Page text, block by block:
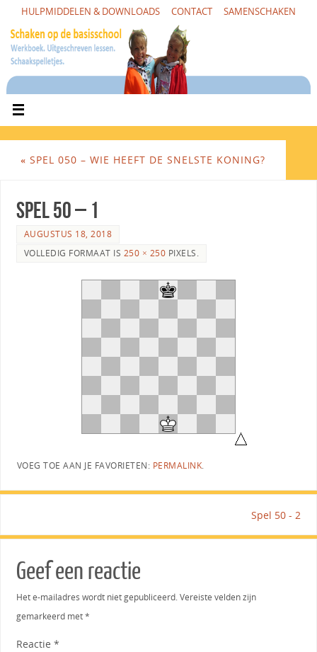
HULPMIDDELEN & DOWNLOADS CONTACT SAMENSCHAKEN
« SPEL 050 – WIE HEEFT DE SNELSTE KONING?
Spel 50 – 1
AUGUSTUS 18, 2018
VOLLEDIG FORMAAT IS 250 × 250 PIXELS.
VOEG TOE AAN JE FAVORIETEN: PERMALINK.
Spel 50 - 2
Geef een reactie
Het e-mailadres wordt niet gepubliceerd. Vereiste velden zijn
gemarkeerd met*
Reactie *